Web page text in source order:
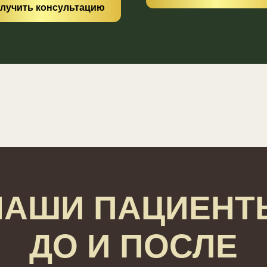
консультацию
ДО И ПОСЛЕ